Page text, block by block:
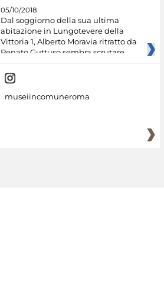
05/10/2018
Dal soggiorno della sua ultima
abitazione in Lungotevere della
Vittoria 1, Alberto Moravia ritratto da
Renato Guttuso sembra scrutare
museiincomuneroma